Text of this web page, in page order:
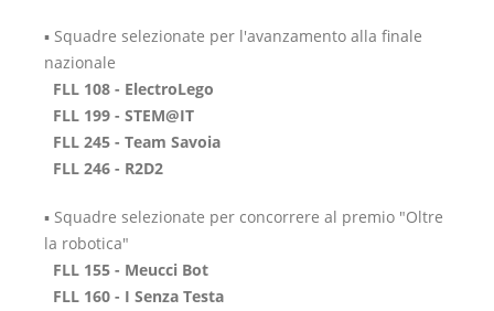
▪️ Squadre selezionate per l'avanzamento alla finale
nazionale
FLL 108 - ElectroLego
FLL 199 - STEM@IT
FLL 245 - Team Savoia
FLL 246 - R2D2
▪️ Squadre selezionate per concorrere al premio "Oltre
la robotica"
FLL 155 - Meucci Bot
FLL 160 - I Senza Testa